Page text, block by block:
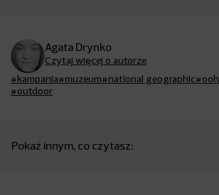
Agata Drynko
Czytaj więcej o autorze
#kampania#muzeum#national geographic#ooh
#outdoor
Pokaż innym, co czytasz: